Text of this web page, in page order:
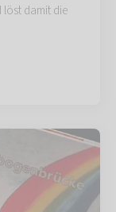
löst damit die